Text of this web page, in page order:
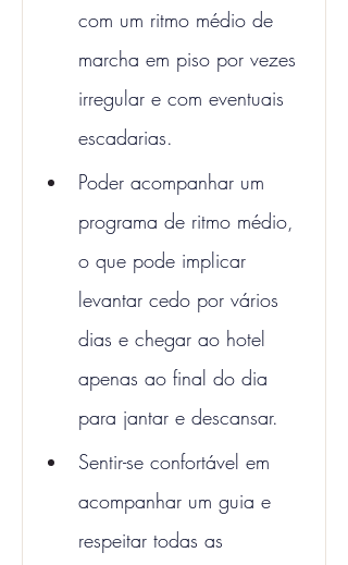
com um ritmo médio de
marcha em piso por vezes
irregular e com eventuais
escadarias.
Poder acompanhar um
programa de ritmo médio,
o que pode implicar
levantar cedo por vários
dias e chegar ao hotel
apenas ao final do dia
para jantar e descansar.
Sentir-se confortável em
acompanhar um guia e
respeitar todas as